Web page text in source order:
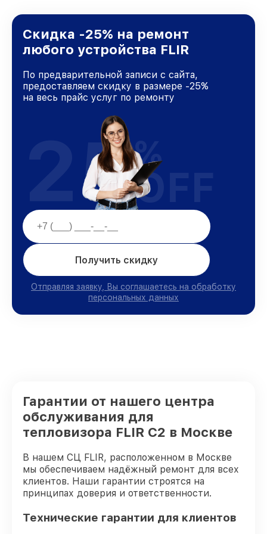
Скидка -25% на ремонт
любого устройства FLIR
По предварительной записи с сайта,
предоставляем скидку в размере -25%
на весь прайс услуг по ремонту
Получить скидку
Отправляя заявку, Вы соглашаетесь на обработку
персональных данных
25%
OFF
Гарантии от нашего центра
обслуживания для
тепловизора FLIR C2 в Москве
В нашем СЦ FLIR, расположенном в Москве
мы обеспечиваем надёжный ремонт для всех
клиентов. Наши гарантии строятся на
принципах доверия и ответственности.
Технические гарантии для клиентов